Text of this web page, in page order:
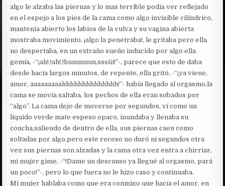
algo le alzaba las piernas y lo mas terrible podía ver reflejado
en el espejo a los pies de la cama como algo invisible cilíndrico,
mantenía abierto los labios de la vulva y su vagina abierta
mostraba movimiento, ¡algo la penetraba!, le gritaba pero ella
no despertaba, en un extraño sueño inducido por algo ella
gemía, -“¡ah!,!ah!,!hummmm,sssiii!”-, parece que esto de daba
desde hacía largos minutos, de repente, ella gritó, -“¡ya viene,
amor, aaaaaaaaahhhhhhhhhhhhhh!”- había llegado al orgasmo,la
cama se movía saltaba, los pechos de ella eran sobados por
“algo”. La cama dejo de moverse por segundos, ví como un
líquido verde mate espeso opaco, inundaba y llenaba su
concha,saliendo de dentro de ella, sus piernas caen como
soltadas por algo,pero este receso no duró ni segundos otra
vez sus piernas son alzadas y la cama otra vez entra a chirriar,
mi mujer gime, -“!Dame un descanso ya llegué al orgasmo, pará
un poco!”-, pero lo que fuera no le hizo caso y continuaba.
Mi mujer hablaba como que era conmigo que hacía el amor, en